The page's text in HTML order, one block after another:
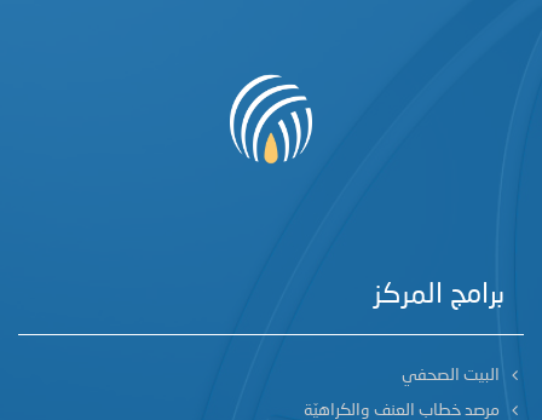
برامج المركز
البيت الصحفي
مرصد خطاب العنف والكراهيّة